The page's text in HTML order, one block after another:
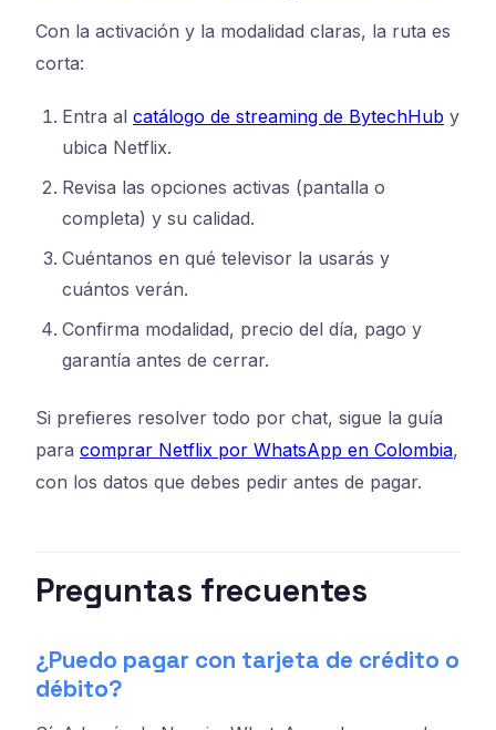
Con la activación y la modalidad claras, la ruta es
corta:
Entra al catálogo de streaming de BytechHub y
ubica Netflix.
Revisa las opciones activas (pantalla o
completa) y su calidad.
Cuéntanos en qué televisor la usarás y
cuántos verán.
Confirma modalidad, precio del día, pago y
garantía antes de cerrar.
Si prefieres resolver todo por chat, sigue la guía
para comprar Netflix por WhatsApp en Colombia,
con los datos que debes pedir antes de pagar.
Preguntas frecuentes
¿Puedo pagar con tarjeta de crédito o
débito?